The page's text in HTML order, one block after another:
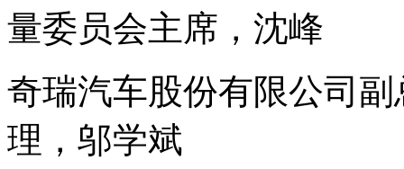
量委员会主席，沈峰
奇瑞汽车股份有限公司
理，邬学斌